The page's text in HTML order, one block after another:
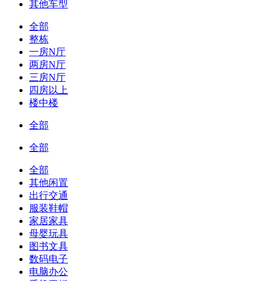
其他车型
全部
整栋
一房N厅
两房N厅
三房N厅
四房以上
楼中楼
全部
全部
全部
其他闲置
出行交通
服装鞋帽
家居家具
母婴玩具
图书文具
数码电子
电脑办公